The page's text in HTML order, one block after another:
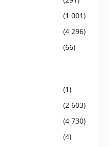
(1 001)
(4 296)
(66)
(1)
(2 603)
(4 730)
(4)